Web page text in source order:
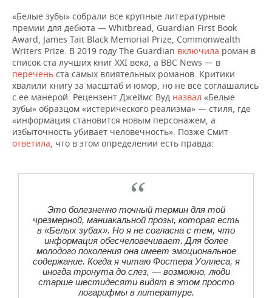
«Белые зубы» собрали все крупные литературные
премии для дебюта — Whitbread, Guardian First Book
Award, James Tait Black Memorial Prize, Commonwealth
Writers Prize. В 2019 году The Guardian включила роман в
список ста лучших книг XXI века, а BBC News — в
перечень ста самых влиятельных романов. Критики
хвалили книгу за масштаб и юмор, но не все соглашались
с ее манерой. Рецензент Джеймс Вуд назвал «Белые
зубы» образцом «истерического реализма» — стиля, где
«информация становится новым персонажем, а
избыточность убивает человечность». Позже Смит
ответила , что в этом определении есть правда:
Это болезненно точный термин для той
чрезмерной, маниакальной прозы, которая есть
в «Белых зубах». Но я не согласна с тем, что
информация обесчеловечивает. Для более
молодого поколения она имеет эмоциональное
содержание. Когда я читаю Фостера Уоллеса, я
иногда тронута до слез, — возможно, люди
старше шестидесяти видят в этом просто
логарифмы в литературе.